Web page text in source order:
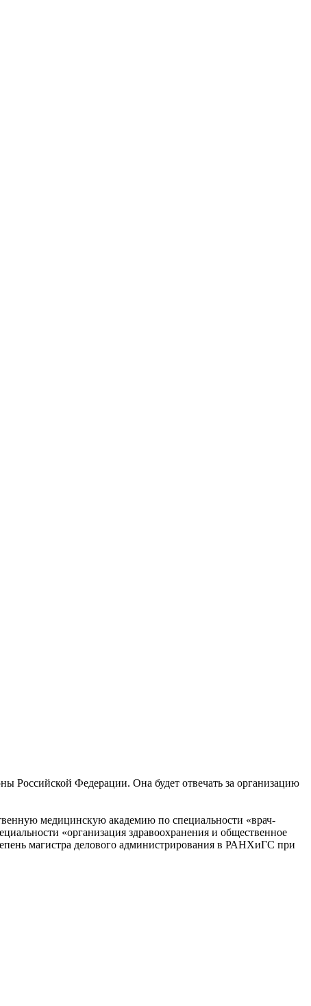
Российской Федерации. Она будет отвечать за организацию
медицинскую академию по специальности «врач-
«организация здравоохранения и общественное
магистра делового администрирования в РАНХиГС при